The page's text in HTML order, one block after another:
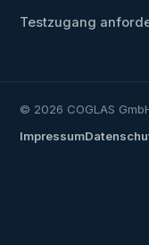
Testzugang
© 2026 COGLAS
Impressum